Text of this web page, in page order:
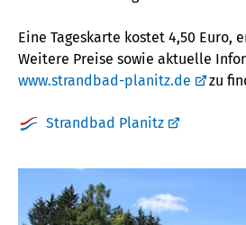
Eine Tageskarte kostet 4,50 Euro,
Weitere Preise sowie aktuelle
www.strandbad-planitz.de
zu
Strandbad Planitz